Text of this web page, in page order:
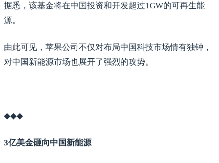
据悉，该基金将在中国投资和开发超过1GW的可再生能
源。
由此可见，苹果公司不仅对布局中国科技市场情有独钟，
对中国新能源市场也展开了强烈的攻势。
◆◆◆
3亿美金砸向中国新能源